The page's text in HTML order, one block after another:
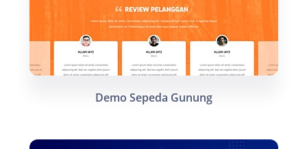
Demo Sepeda Gunung